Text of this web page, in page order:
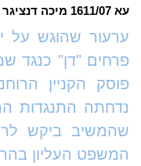
עא 1611/07 מיכה דנציגר נ' שמואל מור (נבו, 23.8.2012)
ערעור שהוגש על
פרחים "דן" כנגד
פוסק הקניין
נדחתה התנגדות
שהמשיב ביקש
המשפט העליון